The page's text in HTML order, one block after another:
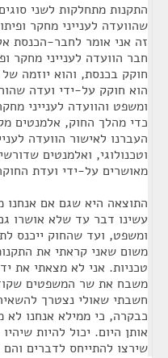
התקנות מתחלקות לשני
שהוועדה לענייני מחקר
זה אני אומר לחבר-הכנסת
חבר הוועדה לענייני מחקר
חוקק בכנסת, והוא יוזמה
הוא חוקק על-ידי ועדה
ומשפט והוועדה לענייני
כדי מהלך החוק, אלמנטים
העברנו לאישור הוועדה
וטכנולוגי, ואלמנטים
מאושרים על-ידי ועדת
התוצאה היא שגם אם אנחנו
עשינו דבר עד שלא אושרו
ומשפט, ועד שהחוק ייכנס
משום שאני קראתי את
טכניות. אני לא מצאתי את
משבח את שר המשפטים
חשבתי שאולי נצטרך
כבקרה, כי ממילא אנחנו לא
אותן היום. יכול להיות
שירצו להתייחס לדברים והם